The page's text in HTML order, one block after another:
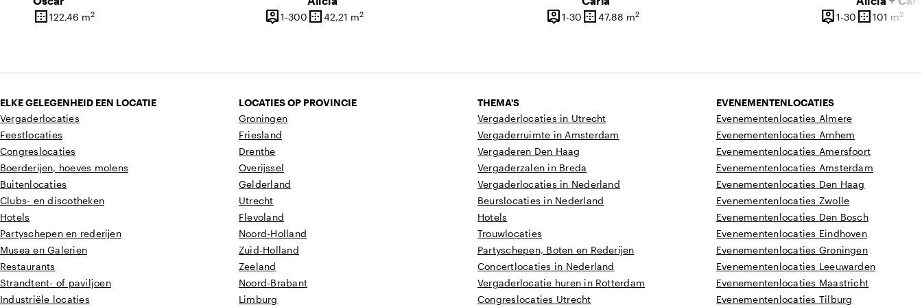
border_outer
Oppervlakte
122,46 m2 person_pin
Capaciteit
1-300 1 tot 300 personen
border_outer
Oppervlakte
42,21 m2 person_pin
Capaciteit
1-30 1 tot 30 personen
border_outer
Oppervlakte
47,88 m2 person_pin
Capaciteit
1-30 1 tot 30
border_outer
Oppervlakte
101 m2
ELKE GELEGENHEID EEN LOCATIE
Vergaderlocaties
Feestlocaties
Congreslocaties
Boerderijen, hoeves molens
Buitenlocaties
Clubs- en discotheken
Hotels
Partyschepen en rederijen
Musea en Galerien
Restaurants
Strandtent- of paviljoen
Industriële locaties
LOCATIES OP PROVINCIE
Groningen
Friesland
Drenthe
Overijssel
Gelderland
Utrecht
Flevoland
Noord-Holland
Zuid-Holland
Zeeland
Noord-Brabant
Limburg
THEMA'S
Vergaderlocaties in Utrecht
Vergaderruimte in Amsterdam
Vergaderen Den Haag
Vergaderzalen in Breda
Vergaderlocaties in Nederland
Beurslocaties in Nederland
Hotels
Trouwlocaties
Partyschepen, Boten en Rederijen
Concertlocaties in Nederland
Vergaderlocatie huren in Rotterdam
Congreslocaties Utrecht
EVENEMENTENLOCATIES
Evenementenlocaties Almere
Evenementenlocaties Arnhem
Evenementenlocaties Amersfoort
Evenementenlocaties Amsterdam
Evenementenlocaties Den Haag
Evenementenlocaties Zwolle
Evenementenlocaties Den Bosch
Evenementenlocaties Eindhoven
Evenementenlocaties Groningen
Evenementenlocaties Leeuwarden
Evenementenlocaties Maastricht
Evenementenlocaties Tilburg